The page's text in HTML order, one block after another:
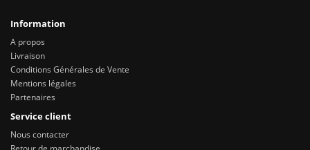
Information
A propos
Livraison
Conditions Générales de Vente
Mentions légales
Partenaires
Service client
Nous contacter